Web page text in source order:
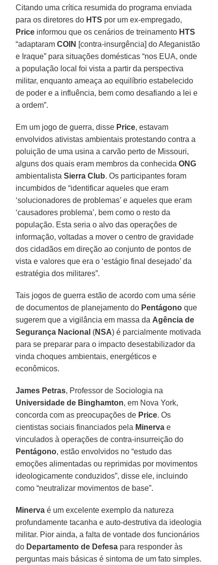
Citando uma crítica resumida do programa enviada
para os diretores do HTS por um ex-empregado,
Price informou que os cenários de treinamento HTS
“adaptaramCOIN [contra-insurgência] do Afeganistão
e Iraque” para situações domésticas “nos EUA, onde
a população local foi vista a partir da perspectiva
militar, enquanto ameaça ao equilíbrio estabelecido
de poder e a influência, bem como desafiando a lei e
a ordem”.
Em um jogo de guerra, disse Price, estavam
envolvidos ativistas ambientais protestando contra a
poluição de uma usina a carvão perto de Missouri,
alguns dos quais eram membros da conhecidaONG
ambientalistaSierra Club. Os participantes foram
incumbidos de “identificar aqueles que eram
‘solucionadores de problemas’ e aqueles que eram
‘causadores problema’, bem como o resto da
população. Esta seria o alvo das operações de
informação, voltadas a mover o centro de gravidade
dos cidadãos em direção ao conjunto de pontos de
vista e valores que era o ‘estágio final desejado’ da
estratégia dos militares”.
Tais jogos de guerra estão de acordo com uma série
de documentos de planejamento do Pentágono que
sugerem que a vigilância em massa da Agência de
Segurança Nacional (NSA) é parcialmente motivada
para se preparar para o impacto desestabilizador da
vinda choques ambientais, energéticos e
econômicos.
James Petras, Professor de Sociologia na
Universidade de Binghamton, em Nova York,
concorda com as preocupações de Price. Os
cientistas sociais financiados pela Minerva e
vinculados à operações de contra-insurreição do
Pentágono, estão envolvidos no “estudo das
emoções alimentadas ou reprimidas por movimentos
ideologicamente conduzidos”, disse ele, incluindo
como “neutralizar movimentos de base”.
Minerva é um excelente exemplo da natureza
profundamente tacanha e auto-destrutiva da ideologia
militar. Pior ainda, a falta de vontade dos funcionários
do Departamento de Defesa para responder às
perguntas mais básicas é sintoma de um fato simples.